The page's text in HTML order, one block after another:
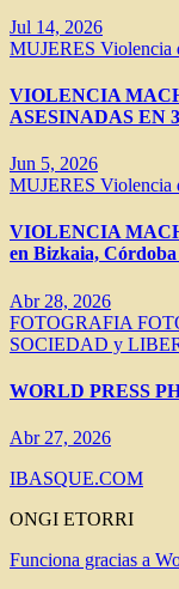
Jul 14, 2026
MUJERES Violencia
VIOLENCIA
ASESINADAS EN
Jun 5, 2026
MUJERES Violencia
VIOLENCIA
en Bizkaia,
Abr 28, 2026
FOTOGRAFIA
SOCIEDAD y
WORLD PRESS
Abr 27, 2026
IBASQUE.COM
ONGI ETORRI
Funciona gracias a